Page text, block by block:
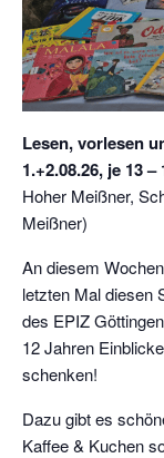
Lesen, vorlesen
1.+2.08.26, je 13 –
Hoher Meißner,
Meißner)
An diesem
letzten Mal diesen
des EPIZ
12 Jahren
schenken!
Dazu gibt es
Kaffee & Kuchen